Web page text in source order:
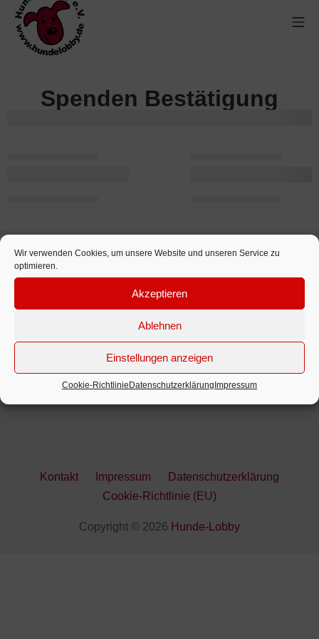
Wir verwenden Cookies, um unsere Website und unseren Service zu
optimieren.
Akzeptieren
Ablehnen
Einstellungen anzeigen
Cookie-Richtlinie Datenschutzerklärung Impressum
Spenden Bestätigung
Kontakt Impressum
Datenschutzerklärung
Cookie-Richtlinie (EU)
Copyright © 2026 Hunde-Lobby